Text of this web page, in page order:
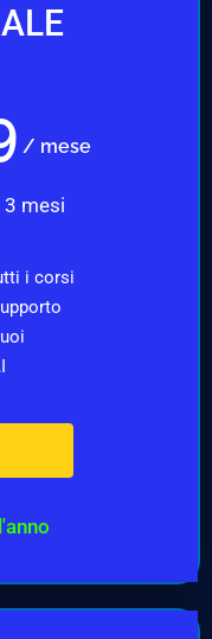
/ mese
mesi
i corsi